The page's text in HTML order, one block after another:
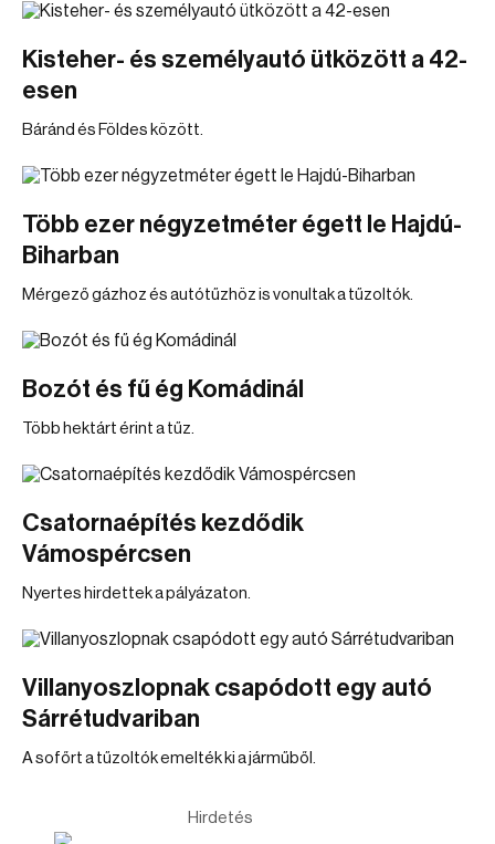
Kisteher- és személyautó ütközött a 42-
esen
Báránd és Földes között.
Több ezer négyzetméter égett le Hajdú-
Biharban
Mérgező gázhoz és autótűzhöz is vonultak a tűzoltók.
Bozót és fű ég Komádinál
Több hektárt érint a tűz.
Csatornaépítés kezdődik
Vámospércsen
Nyertes hirdettek a pályázaton.
Villanyoszlopnak csapódott egy autó
Sárrétudvariban
A sofőrt a tűzoltók emelték ki a járműből.
Hirdetés